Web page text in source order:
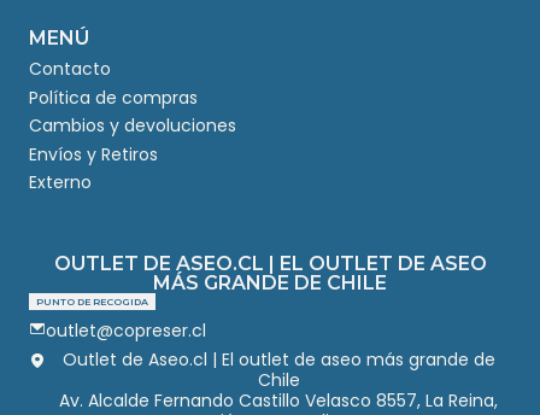
MENÚ
Contacto
Política de compras
Cambios y devoluciones
Envíos y Retiros
Externo
OUTLET DE ASEO.CL | EL OUTLET DE ASEO
MÁS GRANDE DE CHILE
PUNTO DE RECOGIDA
outlet@copreser.cl
Outlet de Aseo.cl | El outlet de aseo más grande de
Chile
Av. Alcalde Fernando Castillo Velasco 8557, La Reina,